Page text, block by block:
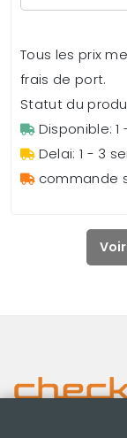
Tous les prix
frais de port.
Statut du
Disponible: 1
Delai: 1 - 3
commande